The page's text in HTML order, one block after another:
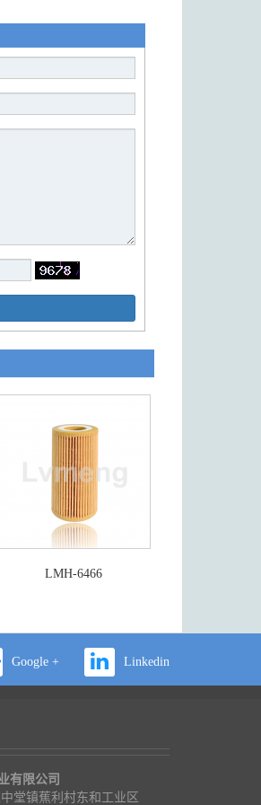
LMH-6466
Google + Linkedin
有限公司
堂镇蕉利村东和工业区